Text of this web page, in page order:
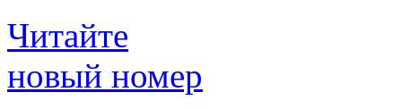
Читайте
новый номер